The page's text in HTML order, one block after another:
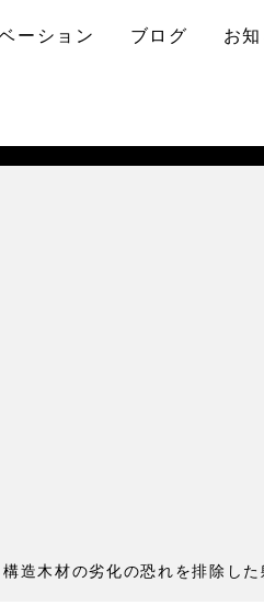
ーション ブログ お
造木材の劣化の恐れを排除し